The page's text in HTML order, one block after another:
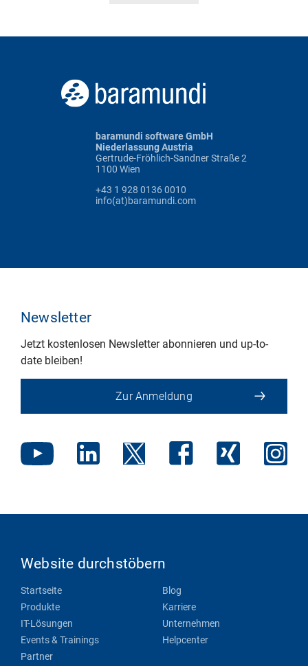
baramundi software GmbH
Niederlassung Austria
Gertrude-Fröhlich-Sandner Straße 2
1100 Wien
+43 1 928 0136 0010
info(at)baramundi.com
Newsletter
Jetzt kostenlosen Newsletter abonnieren und up-to-
date bleiben!
Zur Anmeldung
Website durchstöbern
Startseite
Produkte
IT-Lösungen
Events & Trainings
Partner
Blog
Karriere
Unternehmen
Helpcenter